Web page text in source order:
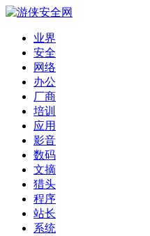
业界
安全
网络
办公
厂商
培训
应用
影音
数码
文摘
猎头
程序
站长
系统